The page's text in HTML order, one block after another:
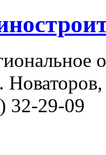
32-29-09